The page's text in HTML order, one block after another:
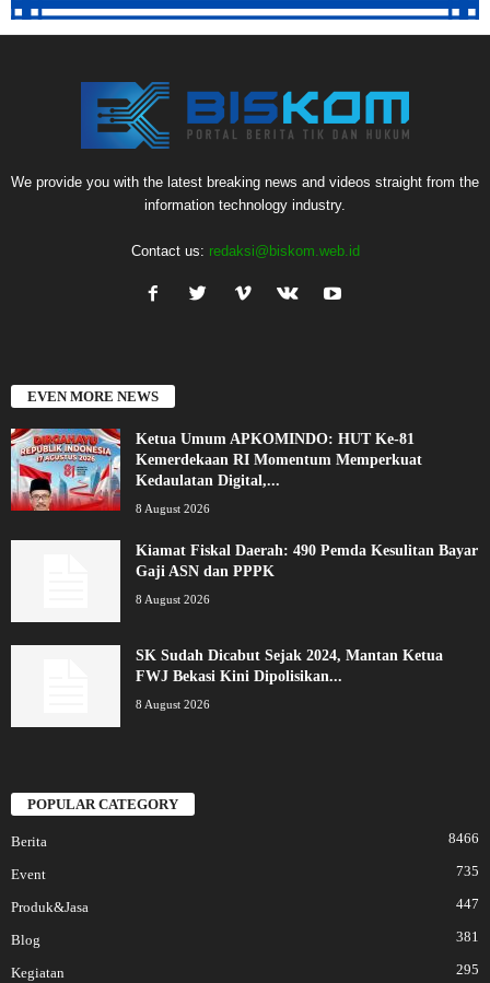
We provide you with the latest breaking news and videos straight from the
information technology industry.
Contact us: redaksi@biskom.web.id
EVEN MORE NEWS
Ketua Umum APKOMINDO: HUT Ke-81
Kemerdekaan RI Momentum Memperkuat
Kedaulatan Digital,...
8 August 2026
Kiamat Fiskal Daerah: 490 Pemda Kesulitan Bayar
Gaji ASN dan PPPK
8 August 2026
SK Sudah Dicabut Sejak 2024, Mantan Ketua
FWJ Bekasi Kini Dipolisikan...
8 August 2026
POPULAR CATEGORY
Berita 8466
Event 735
Produk&Jasa 447
Blog 381
Kegiatan 295